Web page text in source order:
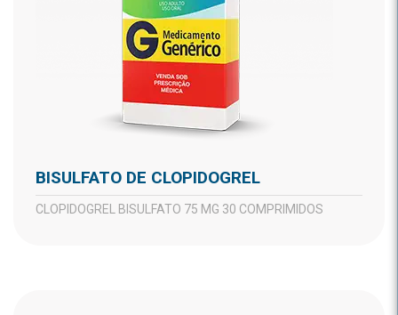
BISULFATO DE CLOPIDOGREL
CLOPIDOGREL BISULFATO 75 MG 30 COMPRIMIDOS